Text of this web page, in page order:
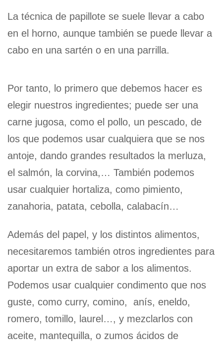
La técnica de papillote se suele llevar a cabo
en el horno, aunque también se puede llevar a
cabo en una sartén o en una parrilla.
Por tanto, lo primero que debemos hacer es
elegir nuestros ingredientes; puede ser una
carne jugosa, como el pollo, un pescado, de
los que podemos usar cualquiera que se nos
antoje, dando grandes resultados la merluza,
el salmón, la corvina,… También podemos
usar cualquier hortaliza, como pimiento,
zanahoria, patata, cebolla, calabacín…
Además del papel, y los distintos alimentos,
necesitaremos también otros ingredientes para
aportar un extra de sabor a los alimentos.
Podemos usar cualquier condimento que nos
guste, como curry, comino, anís, eneldo,
romero, tomillo, laurel…, y mezclarlos con
aceite, mantequilla, o zumos ácidos de